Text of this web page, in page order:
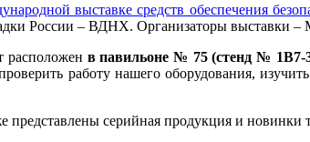
выставке средств обеспечения
России – ВДНХ. Организаторы выставки
расположен в павильоне № 75 (стенд № 1B7-
работу нашего оборудования,
серийная продукция и новинки